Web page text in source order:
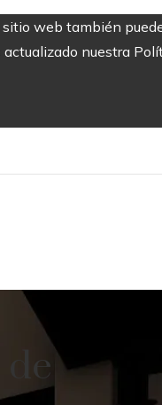
web también
nuestra